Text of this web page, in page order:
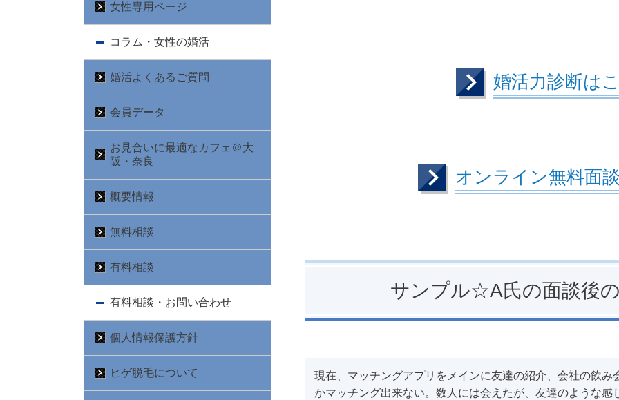
婚活力診断は
オンライン無料面
サンプル☆A氏の面談後
現在、マッチングアプリをメインに友達の紹介、会社の飲
かマッチング出来ない。数人には会えたが、友達のような感
女性専用ページ
コラム・女性の婚活
婚活よくあるご質問
会員データ
お見合いに最適なカフェ＠大
阪・奈良
概要情報
無料相談
有料相談
有料相談・お問い合わせ
個人情報保護方針
ヒゲ脱毛について